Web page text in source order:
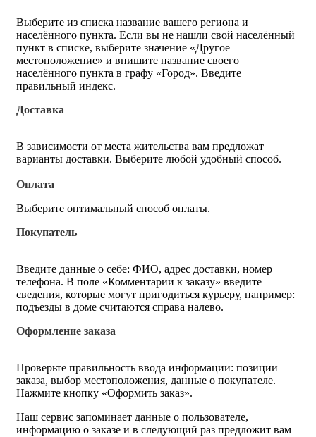
Выберите из списка название вашего региона и
населённого пункта. Если вы не нашли свой населённый
пункт в списке, выберите значение «Другое
местоположение» и впишите название своего
населённого пункта в графу «Город». Введите
правильный индекс.
Доставка
В зависимости от места жительства вам предложат
варианты доставки. Выберите любой удобный способ.
Оплата
Выберите оптимальный способ оплаты.
Покупатель
Введите данные о себе: ФИО, адрес доставки, номер
телефона. В поле «Комментарии к заказу» введите
сведения, которые могут пригодиться курьеру, например:
подъезды в доме считаются справа налево.
Оформление заказа
Проверьте правильность ввода информации: позиции
заказа, выбор местоположения, данные о покупателе.
Нажмите кнопку «Оформить заказ».
Наш сервис запоминает данные о пользователе,
информацию о заказе и в следующий раз предложит вам